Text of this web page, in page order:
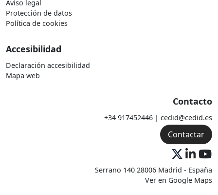
Aviso legal
Protección de datos
Política de cookies
Accesibilidad
Declaración accesibilidad
Mapa web
Contacto
+34 917452446 | cedid@cedid.es
Contactar
Serrano 140 28006 Madrid - España
Ver en Google Maps